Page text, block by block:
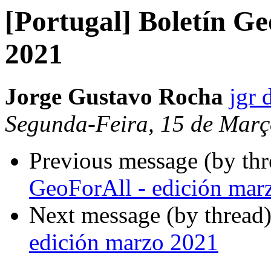
[Portugal] Boletín
2021
Jorge Gustavo Rocha jgr
Segunda-Feira, 15 de
Previous message (by
GeoForAll - edición
Next message (by
edición marzo 2021